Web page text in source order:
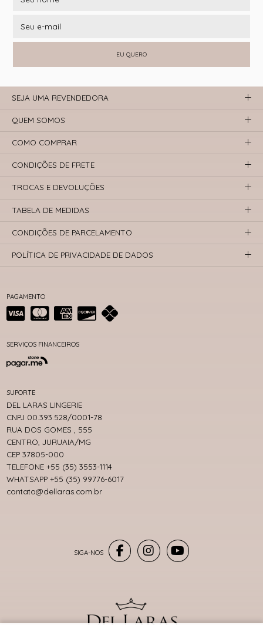
EU QUERO
PAGAMENTO
SERVIÇOS FINANCEIROS
SUPORTE
DEL LARAS LINGERIE
CNPJ 00.393.528/0001-78
RUA DOS GOMES , 555
CENTRO, JURUAIA/MG
CEP 37805-000
TELEFONE +55 (35) 3553-1114
WHATSAPP +55 (35) 99776-6017
contato@dellaras.com.br
SEJA UMA REVENDEDORA
QUEM SOMOS
COMO COMPRAR
CONDIÇÕES DE FRETE
TROCAS E DEVOLUÇÕES
TABELA DE MEDIDAS
CONDIÇÕES DE PARCELAMENTO
POLÍTICA DE PRIVACIDADE DE DADOS